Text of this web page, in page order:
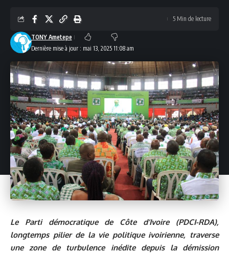
Dernière mise à jour : mai 13, 2025 11:08 am
TONY Ametepe
5 Min de lecture
Le Parti démocratique de Côte d’Ivoire (PDCI-RDA),
longtemps pilier de la vie politique ivoirienne, traverse
une zone de turbulence inédite depuis la démission